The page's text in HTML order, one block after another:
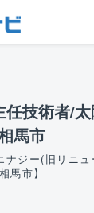
任技術者/
馬市
ナジー(旧リニ
馬市】